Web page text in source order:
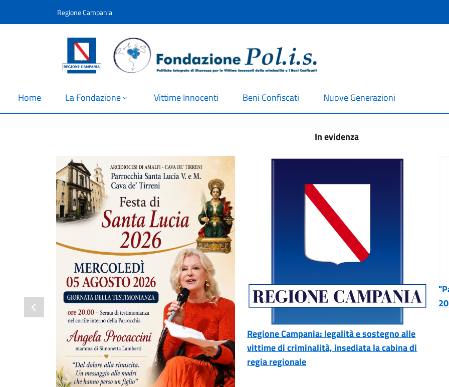
Regione Campania
Home La Fondazione Vittime Innocenti Beni Confiscati Nuove Generazioni
In evidenza
Regione Campania: legalità e sostegno alle
vittime di criminalità, insediata la cabina di
regia regionale